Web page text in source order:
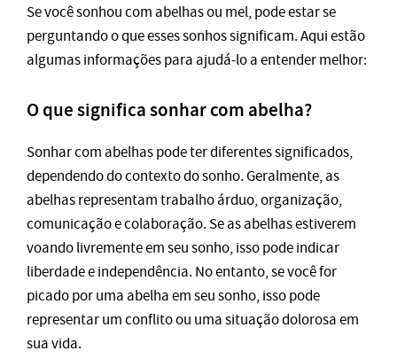
Se você sonhou com abelhas ou mel, pode estar se
perguntando o que esses sonhos significam. Aqui estão
algumas informações para ajudá-lo a entender melhor:
O que significa sonhar com abelha?
Sonhar com abelhas pode ter diferentes significados,
dependendo do contexto do sonho. Geralmente, as
abelhas representam trabalho árduo, organização,
comunicação e colaboração. Se as abelhas estiverem
voando livremente em seu sonho, isso pode indicar
liberdade e independência. No entanto, se você for
picado por uma abelha em seu sonho, isso pode
representar um conflito ou uma situação dolorosa em
sua vida.